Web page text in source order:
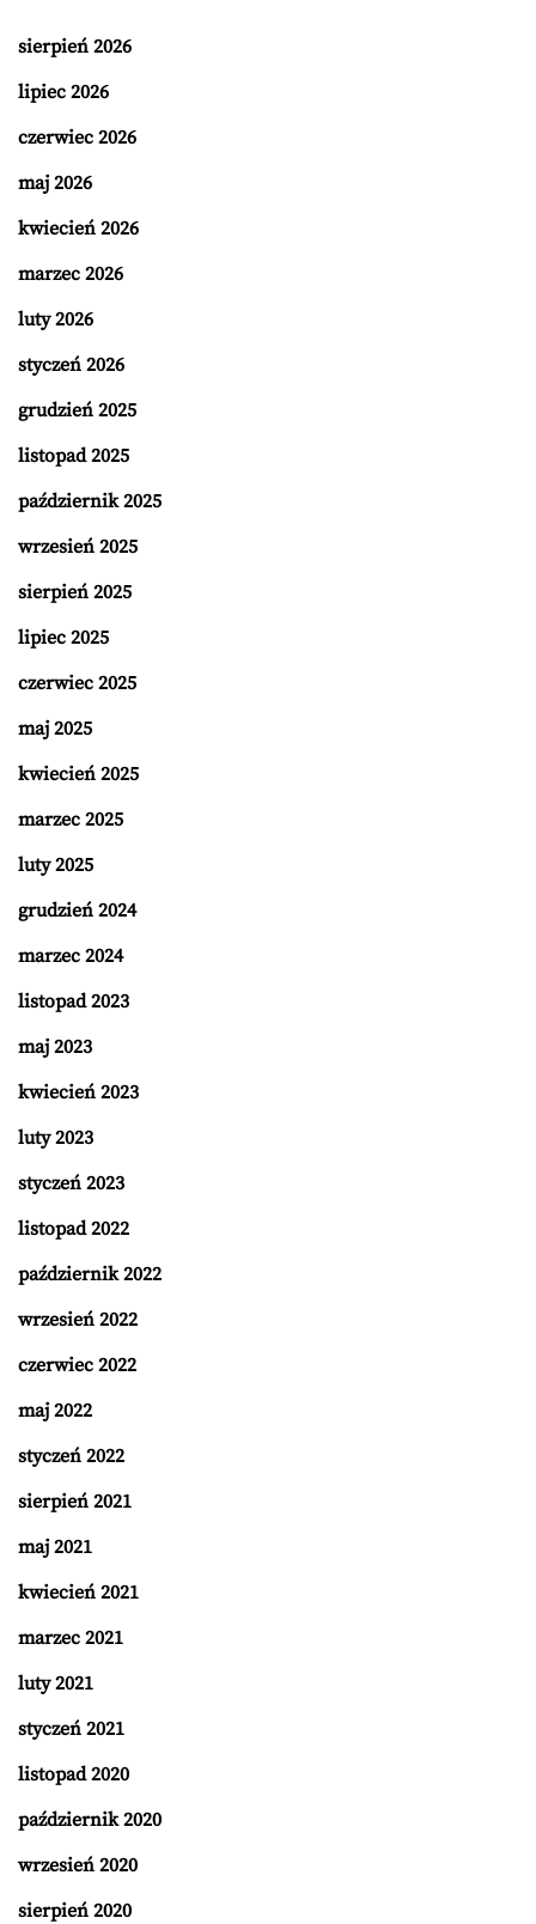
sierpień 2026
lipiec 2026
czerwiec 2026
maj 2026
kwiecień 2026
marzec 2026
luty 2026
styczeń 2026
grudzień 2025
listopad 2025
październik 2025
wrzesień 2025
sierpień 2025
lipiec 2025
czerwiec 2025
maj 2025
kwiecień 2025
marzec 2025
luty 2025
grudzień 2024
marzec 2024
listopad 2023
maj 2023
kwiecień 2023
luty 2023
styczeń 2023
listopad 2022
październik 2022
wrzesień 2022
czerwiec 2022
maj 2022
styczeń 2022
sierpień 2021
maj 2021
kwiecień 2021
marzec 2021
luty 2021
styczeń 2021
listopad 2020
październik 2020
wrzesień 2020
sierpień 2020